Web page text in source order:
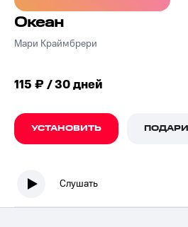
Океан
Мари Краймбрери
115 ₽ / 30 дней
УСТАНОВИТЬ
Слушать